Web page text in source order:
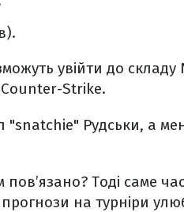
увійти до
Strike.
"snatchie" Рудськи, а
Тоді саме
на турніри